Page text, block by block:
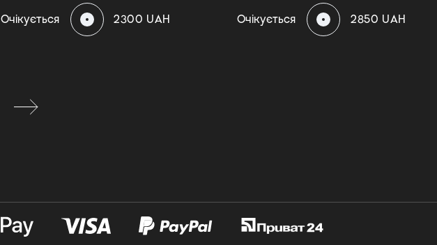
Очікується 2300 UAH Очікується 2850 UAH